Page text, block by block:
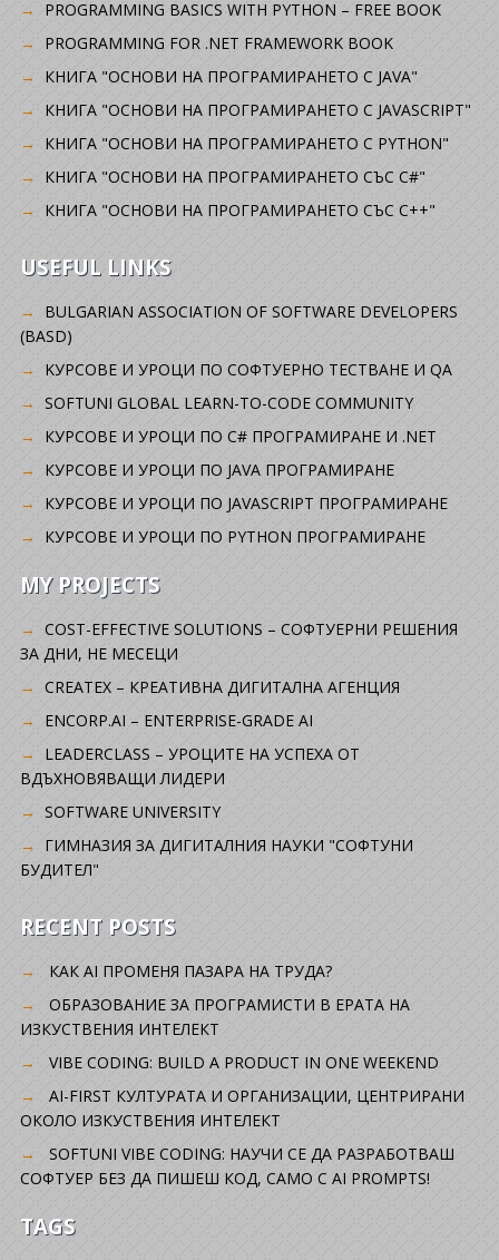
PROGRAMMING BASICS WITH PYTHON – FREE BOOK
PROGRAMMING FOR .NET FRAMEWORK BOOK
КНИГА "ОСНОВИ НА ПРОГРАМИРАНЕТО С JAVA"
КНИГА "ОСНОВИ НА ПРОГРАМИРАНЕТО С JAVASCRIPT"
КНИГА "ОСНОВИ НА ПРОГРАМИРАНЕТО С PYTHON"
КНИГА "ОСНОВИ НА ПРОГРАМИРАНЕТО СЪС C#"
КНИГА "ОСНОВИ НА ПРОГРАМИРАНЕТО СЪС C++"
USEFUL LINKS
BULGARIAN ASSOCIATION OF SOFTWARE DEVELOPERS
(BASD)
KУРСОВЕ И УРОЦИ ПО СОФТУЕРНО ТЕСТВАНЕ И QA
SOFTUNI GLOBAL LEARN-TO-CODE COMMUNITY
КУРСОВЕ И УРОЦИ ПО C# ПРОГРАМИРАНЕ И .NET
КУРСОВЕ И УРОЦИ ПО JAVA ПРОГРАМИРАНЕ
КУРСОВЕ И УРОЦИ ПО JAVASCRIPT ПРОГРАМИРАНЕ
КУРСОВЕ И УРОЦИ ПО PYTHON ПРОГРАМИРАНЕ
MY PROJECTS
COST-EFFECTIVE SOLUTIONS – СОФТУЕРНИ РЕШЕНИЯ
ЗА ДНИ, НЕ МЕСЕЦИ
CREATEX – КРЕАТИВНА ДИГИТАЛНА АГЕНЦИЯ
ENCORP.AI – ENTERPRISE-GRADE AI
LEADERCLASS – УРОЦИТЕ НА УСПЕХА ОТ
ВДЪХНОВЯВАЩИ ЛИДЕРИ
SOFTWARE UNIVERSITY
ГИМНАЗИЯ ЗА ДИГИТАЛНИЯ НАУКИ "СОФТУНИ
БУДИТЕЛ"
RECENT POSTS
КАК AI ПРОМЕНЯ ПАЗАРА НА ТРУДА?
ОБРАЗОВАНИЕ ЗА ПРОГРАМИСТИ В ЕРАТА НА
ИЗКУСТВЕНИЯ ИНТЕЛЕКТ
VIBE CODING: BUILD A PRODUCT IN ONE WEEKEND
AI-FIRST КУЛТУРАТА И ОРГАНИЗАЦИИ, ЦЕНТРИРАНИ
ОКОЛО ИЗКУСТВЕНИЯ ИНТЕЛЕКТ
SOFTUNI VIBE CODING: НАУЧИ СЕ ДА РАЗРАБОТВАШ
СОФТУЕР БЕЗ ДА ПИШЕШ КОД, САМО С AI PROMPTS!
TAGS